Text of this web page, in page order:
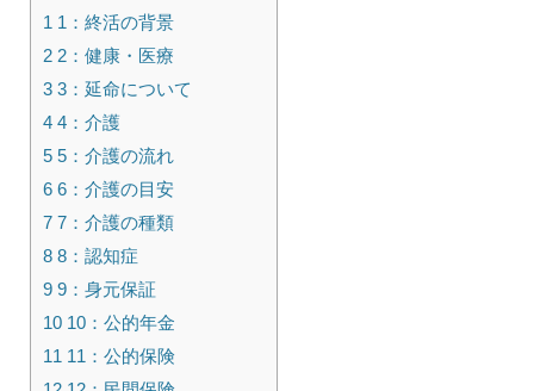
1 1：終活の背景
2 2：健康・医療
3 3：延命について
4 4：介護
5 5：介護の流れ
6 6：介護の目安
7 7：介護の種類
8 8：認知症
9 9：身元保証
10 10：公的年金
11 11：公的保険